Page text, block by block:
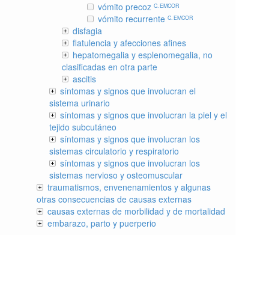
vómito precoz C. EMCOR
vómito recurrente C. EMCOR
disfagia
flatulencia y afecciones afines
hepatomegalia y esplenomegalia, no
clasificadas en otra parte
ascitis
síntomas y signos que involucran el
sistema urinario
síntomas y signos que involucran la piel y el
tejido subcutáneo
síntomas y signos que involucran los
sistemas circulatorio y respiratorio
síntomas y signos que involucran los
sistemas nervioso y osteomuscular
traumatismos, envenenamientos y algunas
otras consecuencias de causas externas
causas externas de morbilidad y de mortalidad
embarazo, parto y puerperio